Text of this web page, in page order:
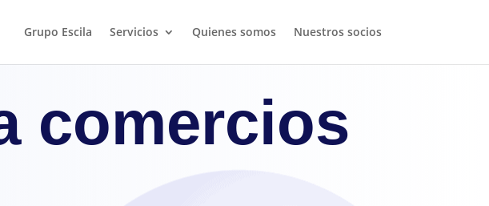
Grupo Escila Servicios Quienes somos Nuestros socios
comercios